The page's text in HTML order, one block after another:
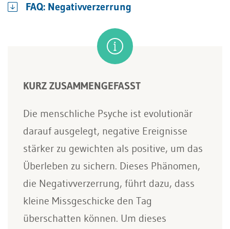
FAQ: Negativverzerrung
KURZ ZUSAMMENGEFASST
Die menschliche Psyche ist evolutionär
darauf ausgelegt, negative Ereignisse
stärker zu gewichten als positive, um das
Überleben zu sichern. Dieses Phänomen,
die Negativverzerrung, führt dazu, dass
kleine Missgeschicke den Tag
überschatten können. Um dieses